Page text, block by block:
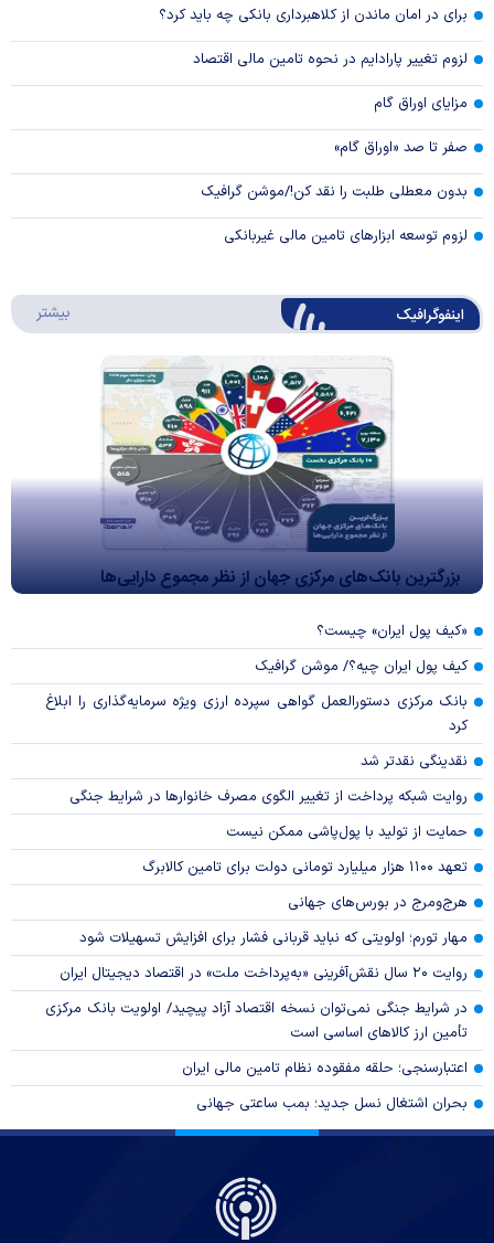
برای در امان ماندن از کلاهبرداری بانکی چه باید کرد؟
لزوم تغییر پارادایم در نحوه تامین مالی اقتصاد
مزایای اوراق گام
صفر تا صد «اوراق گام»
بدون معطلی طلبت را نقد کن!/موشن گرافیک
لزوم توسعه ابزارهای تامین مالی غیربانکی
اینفوگرافیک بیشتر
بزرگترین بانک‌های مرکزی جهان از نظر مجموع دارایی‌ها
«کیف پول ایران» چیست؟
کیف پول ایران چیه؟/ موشن گرافیک
بانک مرکزی دستورالعمل گواهی سپرده ارزی ویژه سرمایه‌گذاری را ابلاغ
کرد
نقدینگی نقدتر شد
روایت شبکه پرداخت از تغییر الگوی مصرف خانوار‌ها در شرایط جنگی
حمایت از تولید با پول‌پاشی ممکن نیست
تعهد ۱۱۰۰ هزار میلیارد تومانی دولت برای تامین کالابرگ
هرج‌ومرج در بورس‌های جهانی
مهار تورم؛ اولویتی که نباید قربانی فشار برای افزایش تسهیلات شود
روایت ۲۰ سال نقش‌آفرینی «به‌پرداخت ملت» در اقتصاد دیجیتال ایران
در شرایط جنگی نمی‌توان نسخه اقتصاد آزاد پیچید/ اولویت بانک مرکزی
تأمین ارز کالا‌های اساسی است
اعتبارسنجی؛ حلقه مفقوده نظام تامین مالی ایران
بحران اشتغال نسل جدید؛ بمب ساعتی جهانی